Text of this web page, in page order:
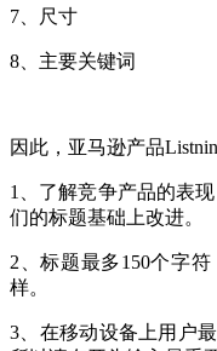
7、尺寸
8、主要关键词
因此，亚马逊产品
1、了解竞争产品的表
们的标题基础上改进。
2、标题最多150个字
样。
3、在移动设备上用户